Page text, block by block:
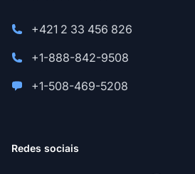
+421 2 33 456 826
+1-888-842-9508
+1-508-469-5208
Redes sociais